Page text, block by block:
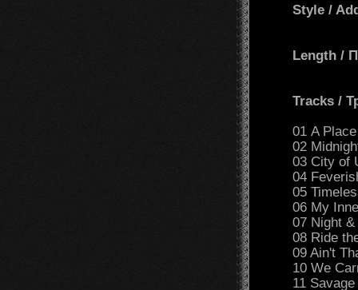
Style /
Length /
Tracks /
01 A
02
03 City of
04
05
06 My
07 Night
08 Ride
09 Ain't
10 We
11